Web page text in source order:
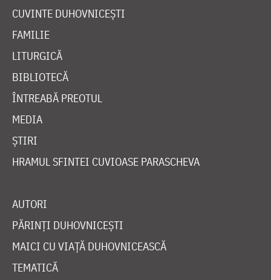
CUVINTE DUHOVNICEȘTI
FAMILIE
LITURGICĂ
BIBLIOTECĂ
ÎNTREABĂ PREOTUL
MEDIA
ȘTIRI
HRAMUL SFINTEI CUVIOASE PARASCHEVA
AUTORI
PĂRINȚI DUHOVNICEȘTI
MAICI CU VIAȚĂ DUHOVNICEASCĂ
TEMATICĂ